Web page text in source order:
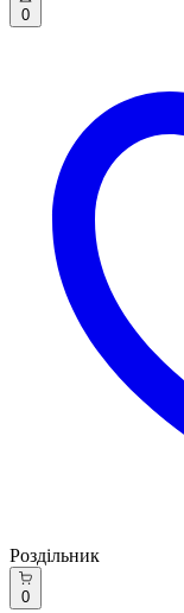
0
Роздільник
0